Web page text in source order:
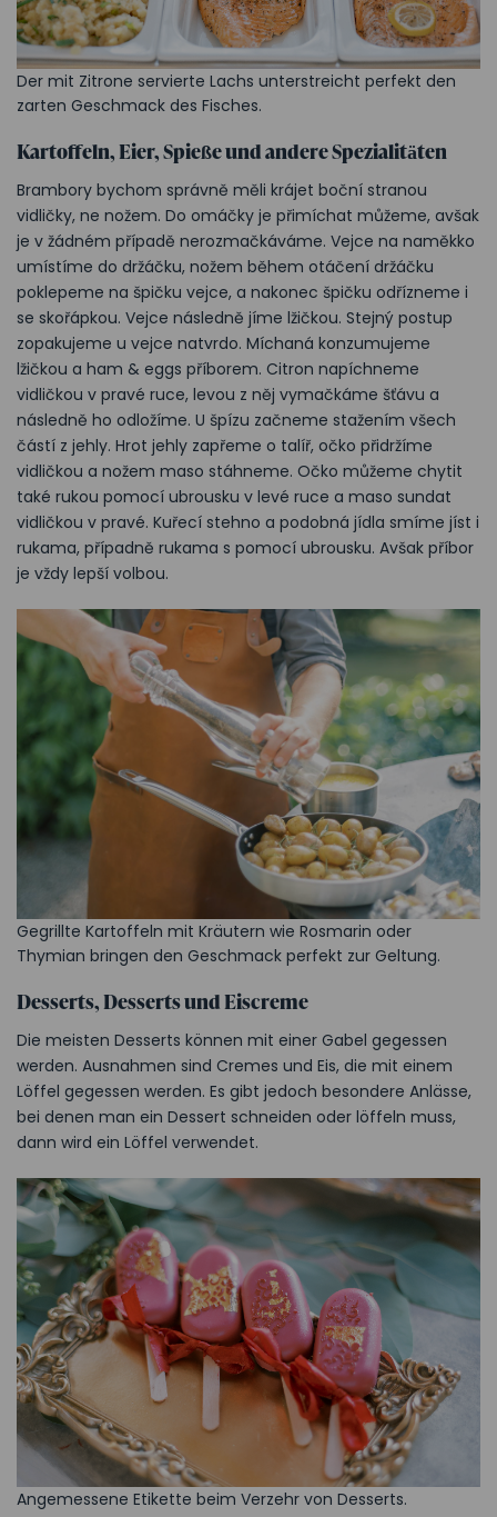
Der mit Zitrone servierte Lachs unterstreicht perfekt den
zarten Geschmack des Fisches.
Kartoffeln, Eier, Spieße und andere Spezialitäten
Brambory bychom správně měli krájet boční stranou
vidličky, ne nožem. Do omáčky je přimíchat můžeme, avšak
je v žádném případě nerozmačkáváme. Vejce na naměkko
umístíme do držáčku, nožem během otáčení držáčku
poklepeme na špičku vejce, a nakonec špičku odřízneme i
se skořápkou. Vejce následně jíme lžičkou. Stejný postup
zopakujeme u vejce natvrdo. Míchaná konzumujeme
lžičkou a ham & eggs příborem. Citron napíchneme
vidličkou v pravé ruce, levou z něj vymačkáme šťávu a
následně ho odložíme. U špízu začneme stažením všech
částí z jehly. Hrot jehly zapřeme o talíř, očko přidržíme
vidličkou a nožem maso stáhneme. Očko můžeme chytit
také rukou pomocí ubrousku v levé ruce a maso sundat
vidličkou v pravé. Kuřecí stehno a podobná jídla smíme jíst i
rukama, případně rukama s pomocí ubrousku. Avšak příbor
je vždy lepší volbou.
Gegrillte Kartoffeln mit Kräutern wie Rosmarin oder
Thymian bringen den Geschmack perfekt zur Geltung.
Desserts, Desserts und Eiscreme
Die meisten Desserts können mit einer Gabel gegessen
werden. Ausnahmen sind Cremes und Eis, die mit einem
Löffel gegessen werden. Es gibt jedoch besondere Anlässe,
bei denen man ein Dessert schneiden oder löffeln muss,
dann wird ein Löffel verwendet.
Angemessene Etikette beim Verzehr von Desserts.